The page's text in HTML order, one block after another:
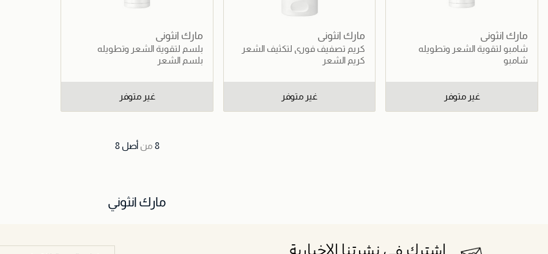
مارك انثوني
شامبو لتقوية الشعر وتطويله
شامبو
غير متوفر
مارك انثوني
كريم تصفيف فوري لتكثيف الشعر
مع البيوتين
كريم الشعر
غير متوفر
مارك انثوني
بلسم لتقوية الشعر وتطويله
بلسم الشعر
غير متوفر
8 من أصل 8
مارك انثوني